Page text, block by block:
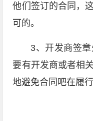
他们签订的合同，
可的。
3、开发商签
要有开发商或者相
地避免合同吧在履